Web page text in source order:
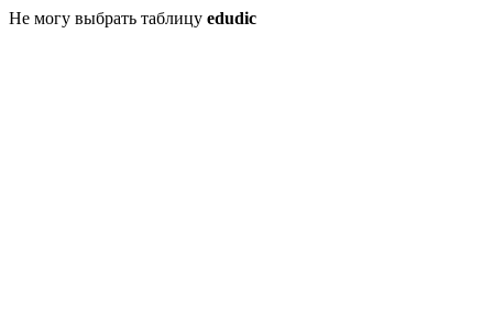
Не могу выбрать таблицу edudic